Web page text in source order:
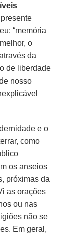
“memória
o
da
de liberdade
nosso
e o
como
os anseios
próximas da
as orações
ou nas
não se
Em geral,